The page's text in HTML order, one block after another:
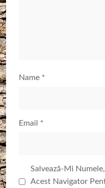
Name *
Email *
Salvează-Mi
Acest Navigator